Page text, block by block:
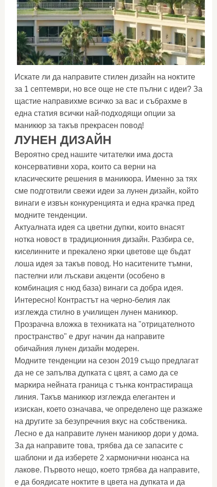
Искате ли да направите стилен дизайн на ноктите
за 1 септември, но все още не сте пълни с идеи? За
щастие направихме всичко за вас и събрахме в
една статия всички най-подходящи опции за
маникюр за такъв прекрасен повод!
ЛУНЕН ДИЗАЙН
Вероятно сред нашите читателки има доста
консервативни хора, които са верни на
класическите решения в маникюра. Именно за тях
сме подготвили свежи идеи за лунен дизайн, който
винаги е извън конкуренцията и една крачка пред
модните тенденции.
Актуалната идея са цветни дупки, които внасят
нотка новост в традиционния дизайн. Разбира се,
киселинните и прекалено ярки цветове ще бъдат
лоша идея за такъв повод. Но наситените тъмни,
пастелни или лъскави акценти (особено в
комбинация с нюд база) винаги са добра идея.
Интересно! Контрастът на черно-белия лак
изглежда стилно в училищен лунен маникюр.
Прозрачна вложка в техниката на "отрицателното
пространство" е друг начин да направите
обичайния лунен дизайн модерен.
Модните тенденции на сезон 2019 също предлагат
да не се запълва дупката с цвят, а само да се
маркира нейната граница с тънка контрастираща
линия. Такъв маникюр изглежда елегантен и
изискан, което означава, че определено ще разкаже
на другите за безупречния вкус на собственика.
Лесно е да направите лунен маникюр дори у дома.
За да направите това, трябва да се запасите с
шаблони и да изберете 2 хармонични нюанса на
лакове. Първото нещо, което трябва да направите,
е да боядисате ноктите в цвета на дупката и да